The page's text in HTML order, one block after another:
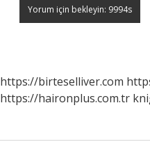
https://birteselliver.com
https://haironplus.com.tr